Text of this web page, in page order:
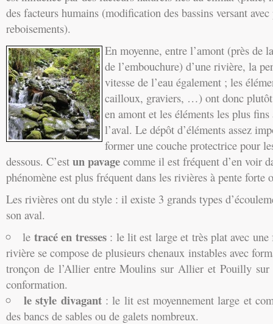
des facteurs humains (modification des bassins versant avec
reboisements).
En moyenne, entre l’amont (près de
de l’embouchure) d’une rivière, la
vitesse de l’eau également ; les
cailloux, graviers, …) ont donc plutôt
en amont et les éléments les plus
l’aval. Le dépôt d’éléments assez
former une couche protectrice pour
dessous. C’est un pavage comme il est fréquent d’en voir
phénomène est plus fréquent dans les rivières à pente forte
Les rivières ont du style : il existe 3 grands types
son aval.
le tracé en tresses: le lit est large et très plat avec
rivière se compose de plusieurs chenaux instables avec
tronçon de l’Allier entre Moulins sur Allier et Pouilly sur
conformation.
le style divagant: le lit est moyennement large et
des bancs de sables ou de galets nombreux.